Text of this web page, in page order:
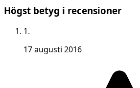
Högst betyg i recensioner
1.
17 augusti 2016